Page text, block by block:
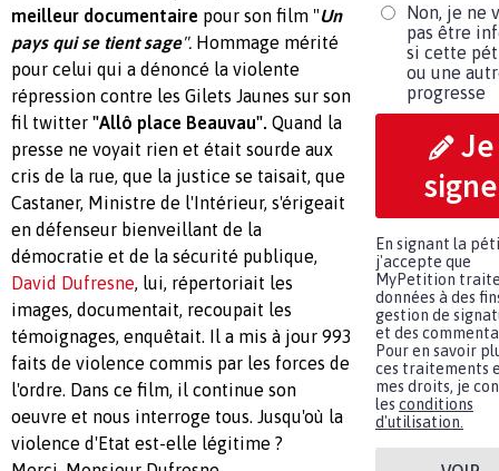
meilleur documentaire pour son film "Un
pays qui se tient sage". Hommage mérité
pour celui qui a dénoncé la violente
répression contre les Gilets Jaunes sur son
fil twitter "Allô place Beauvau". Quand la
presse ne voyait rien et était sourde aux
cris de la rue, que la justice se taisait, que
Castaner, Ministre de l'Intérieur, s'érigeait
en défenseur bienveillant de la
démocratie et de la sécurité publique,
David Dufresne, lui, répertoriait les
images, documentait, recoupait les
témoignages, enquêtait. Il a mis à jour 993
faits de violence commis par les forces de
l'ordre. Dans ce film, il continue son
oeuvre et nous interroge tous. Jusqu'où la
violence d'Etat est-elle légitime ?
Non, je ne
pas être
si cette
ou une
progresse
Je
signe
En signant la
j'accepte que
MyPetition
données à des
gestion de
et des
Pour en savoir
ces traitements
mes droits, je
les conditions
d'utilisation.